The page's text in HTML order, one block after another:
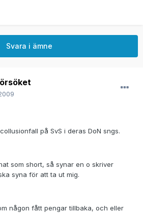
Svara i ämne
på SvS i deras DoN sngs.
som short, så synar en o skriver
syna för att ta ut mig.
någon fått pengar tillbaka, och eller